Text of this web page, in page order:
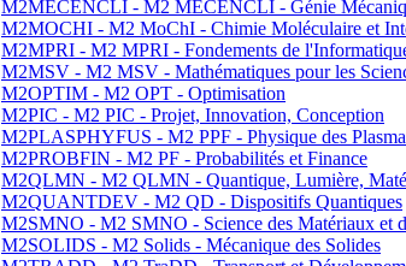
M2MECENCLI - M2 MECENCLI - Génie
M2MOCHI - M2 MoChI - Chimie Moléculaire et
M2MPRI - M2 MPRI - Fondements de
M2MSV - M2 MSV - Mathématiques pour les
M2OPTIM - M2 OPT - Optimisation
M2PIC - M2 PIC - Projet, Innovation, Conception
M2PLASPHYFUS - M2 PPF - Physique des
M2PROBFIN - M2 PF - Probabilités et Finance
M2QLMN - M2 QLMN - Quantique, Lumière,
M2QUANTDEV - M2 QD - Dispositifs Quantiques
M2SMNO - M2 SMNO - Science des Matériaux et
M2SOLIDS - M2 Solids - Mécanique des Solides